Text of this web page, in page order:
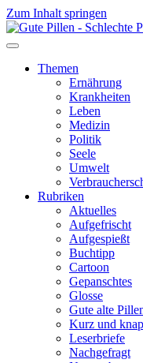
Zum Inhalt springen
Themen
Ernährung
Krankheiten
Leben
Medizin
Politik
Seele
Umwelt
Rubriken
Aktuelles
Aufgefrischt
Aufgespießt
Buchtipp
Cartoon
Gepanschtes
Glosse
Gute alte
Kurz und
Leserbriefe
Nachgefragt